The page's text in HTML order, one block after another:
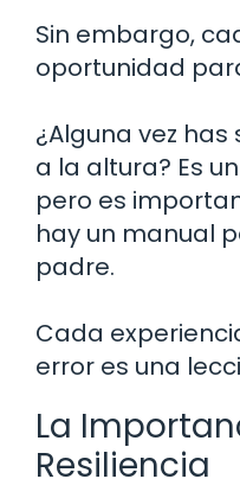
Sin embargo,
oportunidad
¿Alguna vez
a la altura? Es
pero es
hay un manual
padre.
Cada
error es una
La
Resiliencia